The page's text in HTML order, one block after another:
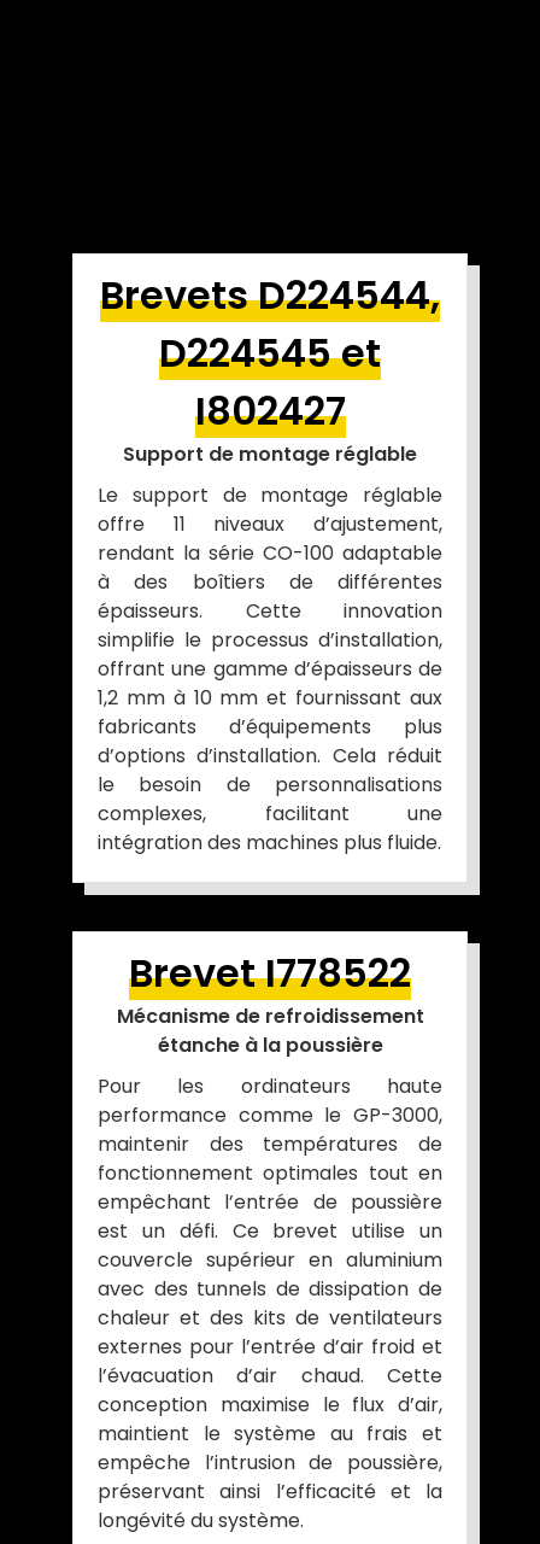
Brevets D224544,
D224545 et
I802427
Support de montage réglable
Le support de montage réglable
offre 11 niveaux d’ajustement,
rendant la série CO-100 adaptable
à des boîtiers de différentes
épaisseurs. Cette innovation
simplifie le processus d’installation,
offrant une gamme d’épaisseurs de
1,2 mm à 10 mm et fournissant aux
fabricants d’équipements plus
d’options d’installation. Cela réduit
le besoin de personnalisations
complexes, facilitant une
intégration des machines plus fluide.
Brevet I778522
Mécanisme de refroidissement
étanche à la poussière
Pour les ordinateurs haute
performance comme le GP-3000,
maintenir des températures de
fonctionnement optimales tout en
empêchant l’entrée de poussière
est un défi. Ce brevet utilise un
couvercle supérieur en aluminium
avec des tunnels de dissipation de
chaleur et des kits de ventilateurs
externes pour l’entrée d’air froid et
l’évacuation d’air chaud. Cette
conception maximise le flux d’air,
maintient le système au frais et
empêche l’intrusion de poussière,
préservant ainsi l’efficacité et la
longévité du système.